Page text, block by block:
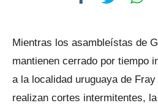
Mientras los asambleístas de
mantienen cerrado por tiempo
a la localidad uruguaya de
realizan cortes intermitentes,